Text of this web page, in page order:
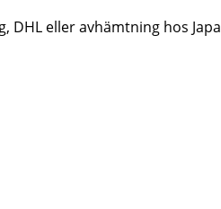
DHL eller avhämtning hos